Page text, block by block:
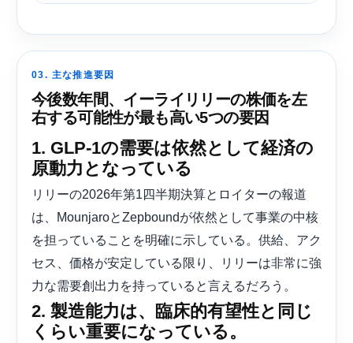
03. 主な推進要因
今後数年間、イーライリリーの株価を左
右する可能性が最も高い5つの要因
1. GLP-1の需要は依然として経済の
原動力となっている
リリーの2026年第1四半期決算とロイターの報道
は、MounjaroとZepboundが依然として事業の中核
を担っていることを明確に示している。供給、アク
セス、価格が安定している限り、リリーは非常に強
力な需要創出力を持っていると言えるだろう。
2. 製造能力は、臨床的有望性と同じ
くらい重要になっている。